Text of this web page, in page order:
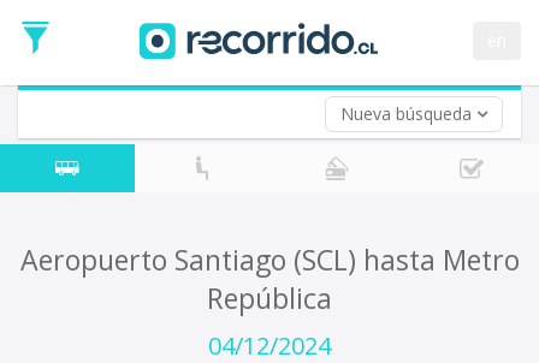
Nueva búsqueda
de
Ida
Vuelta (opcional)
Fecha
de
Aeropuerto Santiago (SCL) hasta Metro
República
04/12/2024